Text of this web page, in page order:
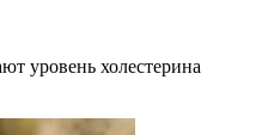
уровень холестерина